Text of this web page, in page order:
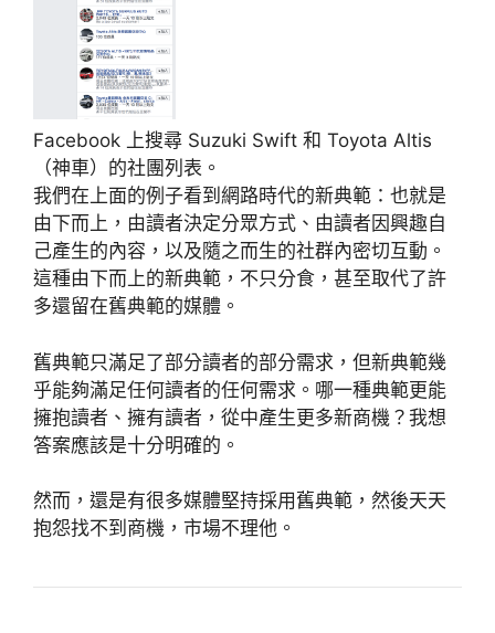
Facebook 上搜尋 Suzuki Swift 和 Toyota Altis
（神車）的社團列表。
我們在上面的例子看到網路時代的新典範：也就是
由下而上，由讀者決定分眾方式、由讀者因興趣自
己產生的內容，以及隨之而生的社群內密切互動。
這種由下而上的新典範，不只分食，甚至取代了許
多還留在舊典範的媒體。
舊典範只滿足了部分讀者的部分需求，但新典範幾
乎能夠滿足任何讀者的任何需求。哪一種典範更能
擁抱讀者、擁有讀者，從中產生更多新商機？我想
答案應該是十分明確的。
然而，還是有很多媒體堅持採用舊典範，然後天天
抱怨找不到商機，市場不理他。